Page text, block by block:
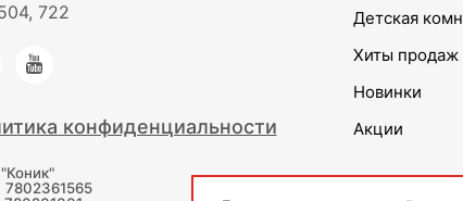
722
конфиденциальности
Детская
Хиты продаж
Новинки
Акции